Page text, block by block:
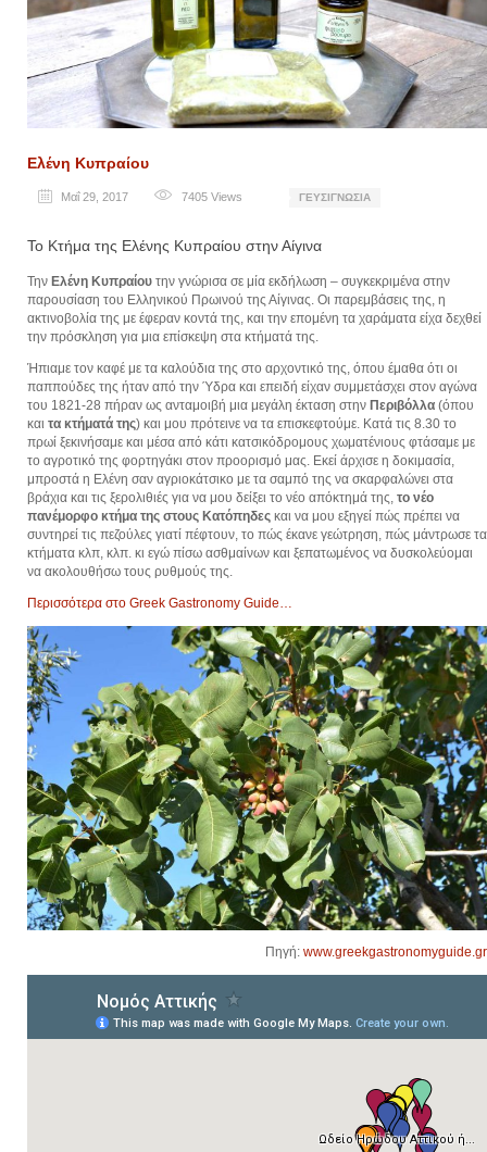
Ελένη Κυπραίου
Μαΐ 29, 2017 7405 Views ΓΕΥΣΙΓΝΩΣΊΑ
Το Κτήμα της Ελένης Κυπραίου στην Αίγινα
Την Ελένη Κυπραίου την γνώρισα σε μία εκδήλωση – συγκεκριμένα στην
παρουσίαση του Ελληνικού Πρωινού της Αίγινας. Οι παρεμβάσεις της, η
ακτινοβολία της με έφεραν κοντά της, και την επομένη τα χαράματα είχα δεχθεί
την πρόσκληση για μια επίσκεψη στα κτήματά της.
Ήπιαμε τον καφέ με τα καλούδια της στο αρχοντικό της, όπου έμαθα ότι οι
παππούδες της ήταν από την Ύδρα και επειδή είχαν συμμετάσχει στον αγώνα
του 1821-28 πήραν ως ανταμοιβή μια μεγάλη έκταση στην Περιβόλλα (όπου
και τα κτήματά της) και μου πρότεινε να τα επισκεφτούμε. Κατά τις 8.30 το
πρωί ξεκινήσαμε και μέσα από κάτι κατσικόδρομους χωματένιους φτάσαμε με
το αγροτικό της φορτηγάκι στον προορισμό μας. Εκεί άρχισε η δοκιμασία,
μπροστά η Ελένη σαν αγριοκάτσικο με τα σαμπό της να σκαρφαλώνει στα
βράχια και τις ξερολιθιές για να μου δείξει το νέο απόκτημά της, το νέο
πανέμορφο κτήμα της στους Κατόπηδες και να μου εξηγεί πώς πρέπει να
συντηρεί τις πεζούλες γιατί πέφτουν, το πώς έκανε γεώτρηση, πώς μάντρωσε τα
κτήματα κλπ, κλπ. κι εγώ πίσω ασθμαίνων και ξεπατωμένος να δυσκολεύομαι
να ακολουθήσω τους ρυθμούς της.
Περισσότερα στο Greek Gastronomy Guide…
Πηγή: www.greekgastronomyguide.gr